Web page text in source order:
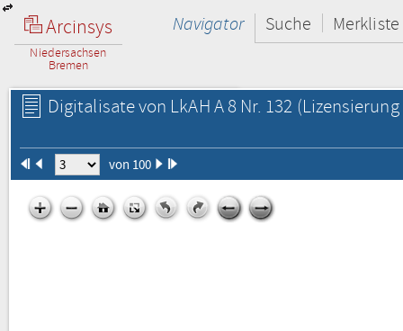
Arcinsys
Niedersachsen
Bremen
Navigator Suche Merkliste
Digitalisate von LkAH A 8 Nr. 132
von 100